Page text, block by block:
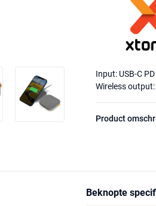
Input: USB-C
Wireless
Product
Beknopte